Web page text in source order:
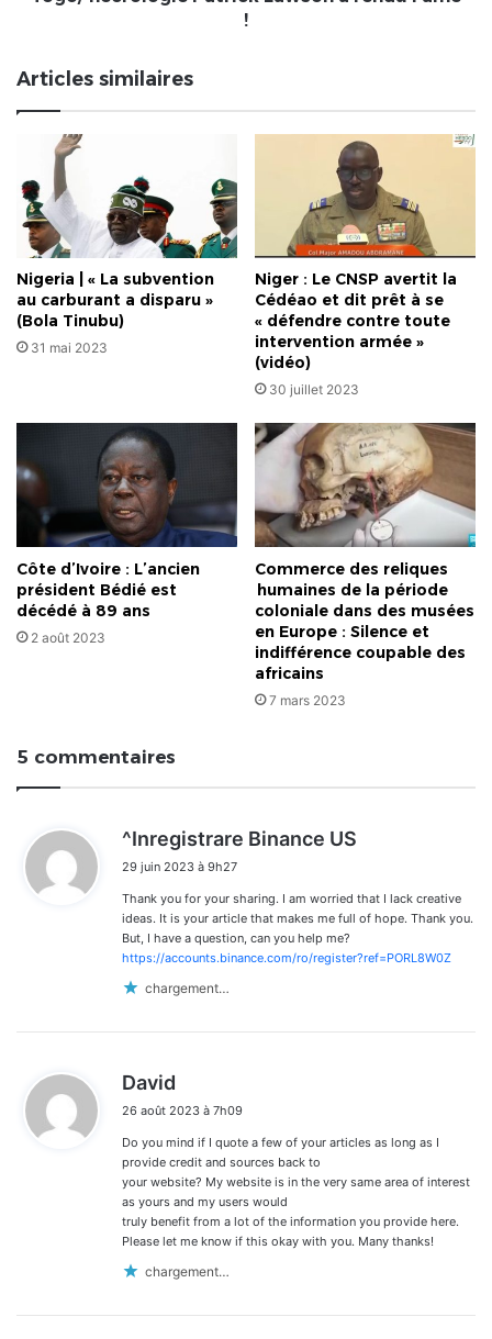
!
Articles similaires
Nigeria | « La subvention
au carburant a disparu »
(Bola Tinubu)
31 mai 2023
Niger : Le CNSP avertit la
Cédéao et dit prêt à se
« défendre contre toute
intervention armée »
(vidéo)
30 juillet 2023
Côte d’Ivoire : L’ancien
président Bédié est
décédé à 89 ans
2 août 2023
Commerce des reliques
humaines de la période
coloniale dans des musées
en Europe : Silence et
indifférence coupable des
africains
7 mars 2023
5 commentaires
^Inregistrare Binance US
29 juin 2023 à 9h27
Thank you for your sharing. I am worried that I lack creative
ideas. It is your article that makes me full of hope. Thank you.
But, I have a question, can you help me?
https://accounts.binance.com/ro/register?ref=PORL8W0Z
chargement…
David
t
:
26 août 2023 à 7h09
Do you mind if I quote a few of your articles as long as I
provide credit and sources back to
your website? My website is in the very same area of interest
as yours and my users would
truly benefit from a lot of the information you provide here.
Please let me know if this okay with you. Many thanks!
chargement…